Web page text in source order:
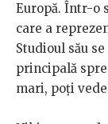
Europă. Într-o
care a
Studioul său
principală
mari, poți